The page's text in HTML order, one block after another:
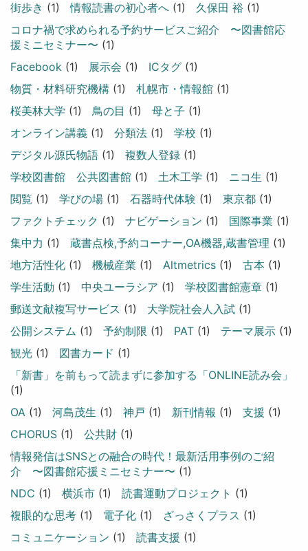
街歩き (1) 情報読書の初心者へ(1) 久保田 裕(1)
コロナ禍で求められる予約サービスご紹介 〜図書館応
援ミニセミナー〜 (1)
Facebook(1) 展示会 (1) ICタグ(1)
物質・材料研究機構(1) 札幌市・情報館(1)
桜美林大学 (1) 鳥の目 (1) 母と子 (1)
オンライン講義(1) 分類法(1) 学校 (1)
デジタル源氏物語(1) 複数人登録(1)
学校図書館 公共図書館(1) 土木工学 (1) ニコ生 (1)
閲覧 (1) 学びの場(1) 石器時代体験 (1) 東京都(1)
ファクトチェック (1) ナビゲーション (1) 国際事業 (1)
集中力 (1) 蔵書点検,予約コーナー,OA機器,蔵書管理 (1)
地方活性化(1) 機械産業 (1) Altmetrics(1) 古本(1)
学生活動 (1) 中央ユーラシア (1) 学校図書館憲章(1)
郵送文献複写サービス (1) 大学院社会人入試(1)
公開システム (1) 予約制限 (1) PAT(1) テーマ展示(1)
観光(1) 図書カード (1)
「新書」を前もって読まずに参加する「ONLINE読み会」
(1)
OA(1) 河島茂生 (1) 神戸 (1) 新刊情報 (1) 支援 (1)
CHORUS(1) 公共財(1)
情報発信はSNSとの融合の時代！最新活用事例のご紹
介 〜図書館応援ミニセミナー〜 (1)
NDC (1) 横浜市(1) 読書運動プロジェクト (1)
複眼的な思考(1) 電子化(1) ざっさくプラス (1)
コミュニケーション (1) 読書支援 (1)